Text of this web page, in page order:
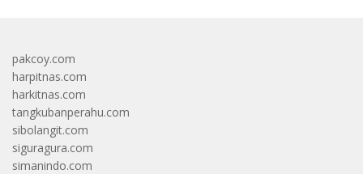
pakcoy.com
harpitnas.com
harkitnas.com
tangkubanperahu.com
sibolangit.com
siguragura.com
simanindo.com